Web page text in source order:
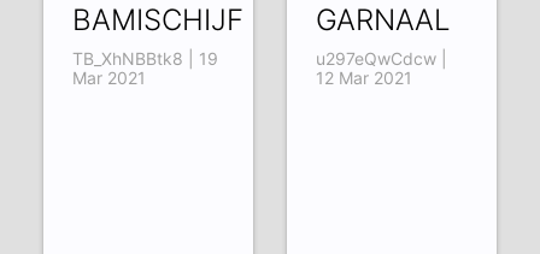
BAMISCHIJF
TB_XhNBBtk8 | 19
Mar 2021
GARNAAL
u297eQwCdcw |
12 Mar 2021